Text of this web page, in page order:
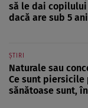
să le dai copilului
dacă are sub 5 ani
ȘTIRI
Naturale sau
Ce sunt
sănătoase sunt,